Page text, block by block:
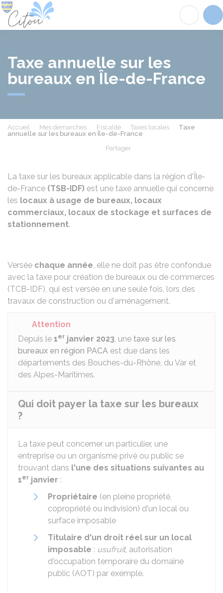
Taxe annuelle sur les
bureaux en Île-de-France
Accueil Mes démarches Fiscalité Taxes locales
Taxe
annuelle sur les bureaux en Île-de-France
Partager
La taxe sur les bureaux applicable dans la région d'Île-
de-France (TSB-IDF) est une taxe annuelle qui concerne
les locaux à usage de bureaux, locaux
commerciaux, locaux de stockage et surfaces de
stationnement.
Versée chaque année, elle ne doit pas être confondue
avec la taxe pour création de bureaux ou de commerces
(TCB-IDF), qui est versée en une seule fois, lors des
travaux de construction ou d'aménagement.
Attention
Depuis le 1er janvier 2023, une taxe sur les
bureaux en région PACA est due dans les
départements des Bouches-du-Rhône, du Var et
des Alpes-Maritimes.
Qui doit payer la taxe sur les bureaux
?
La taxe peut concerner un particulier, une
entreprise ou un organisme privé ou public se
trouvant dans l'une des situations suivantes au
1er janvier :
Propriétaire (en pleine propriété,
copropriété ou indivision) d'un local ou
surface imposable
Titulaire d'un droit réel sur un local
imposable : usufruit, autorisation
d'occupation temporaire du domaine
public (AOT) par exemple.